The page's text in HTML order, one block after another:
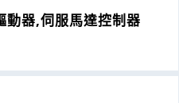
動器,伺服馬達控制器